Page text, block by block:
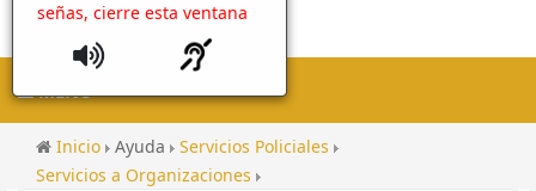
señas, cierre esta ventana
MENU
Inicio Ayuda
Servicios Policiales
Servicios a Organizaciones